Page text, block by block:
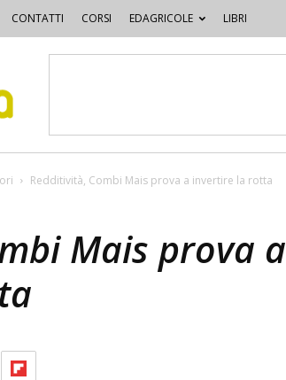
CONTATTI CORSI EDAGRICOLE LIBRI
Redditività, Combi Mais prova a invertire la rotta
Mais prova a